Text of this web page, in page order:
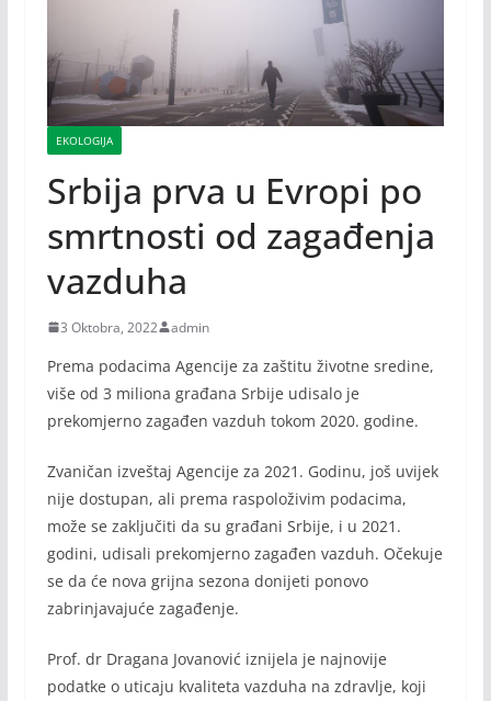
EKOLOGIJA
Srbija prva u Evropi po
smrtnosti od zagađenja
vazduha
3 Oktobra, 2022 admin
Prema podacima Agencije za zaštitu životne sredine,
više od 3 miliona građana Srbije udisalo je
prekomjerno zagađen vazduh tokom 2020. godine.
Zvaničan izveštaj Agencije za 2021. Godinu, još uvijek
nije dostupan, ali prema raspoloživim podacima,
može se zaključiti da su građani Srbije, i u 2021.
godini, udisali prekomjerno zagađen vazduh. Očekuje
se da će nova grijna sezona donijeti ponovo
zabrinjavajuće zagađenje.
Prof. dr Dragana Jovanović iznijela je najnovije
podatke o uticaju kvaliteta vazduha na zdravlje, koji